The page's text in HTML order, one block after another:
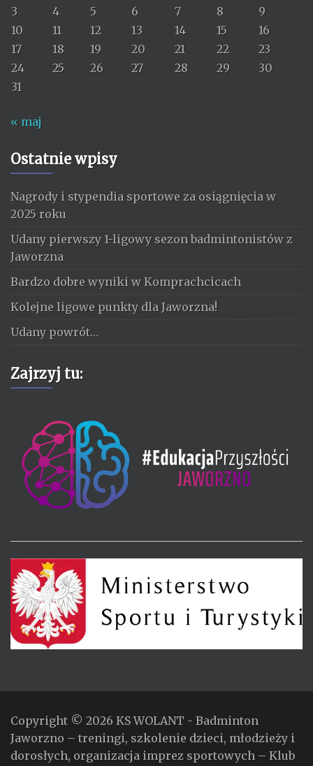
3
4 5 6 7 8
9
10
11 12 13 14 15
16
17
18 19 20 21 22
23
24
25 26 27 28 29
30
31
« maj
Ostatnie wpisy
Nagrody i stypendia sportowe za osiągnięcia w
2025 roku
Udany pierwszy 1-ligowy sezon badmintonistów z
Jaworzna
Bardzo dobre wyniki w Komprachcicach
Kolejne ligowe punkty dla Jaworzna!
Udany powrót…
Zajrzyj tu:
Copyright © 2026 KS WOLANT - Badminton
Jaworzno – treningi, szkolenie dzieci, młodzieży i
dorosłych, organizacja imprez sportowych – Klub